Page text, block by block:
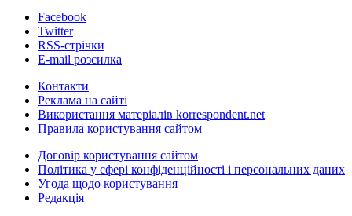
Facebook
Twitter
RSS-стрічки
E-mail розсилка
Контакти
Реклама на сайті
Використання матеріалів korrespondent.net
Правила користування сайтом
Договір користування сайтом
Політика у сфері конфіденційності і персональних даних
Угода щодо користування
Редакція